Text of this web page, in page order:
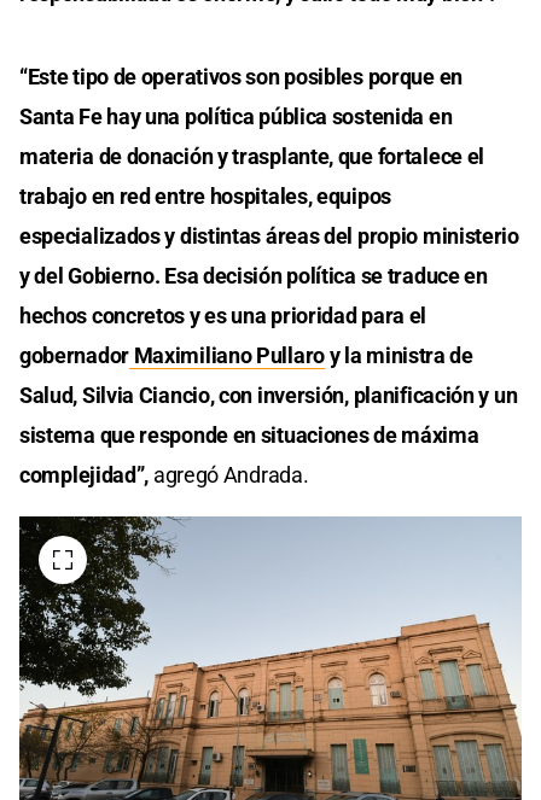
“Este tipo de operativos son posibles porque en
Santa Fe hay una política pública sostenida en
materia de donación y trasplante, que fortalece el
trabajo en red entre hospitales, equipos
especializados y distintas áreas del propio ministerio
y del Gobierno. Esa decisión política se traduce en
hechos concretos y es una prioridad para el
gobernador Maximiliano Pullaroy la ministra de
Salud, Silvia Ciancio, con inversión, planificación y un
sistema que responde en situaciones de máxima
complejidad”, agregó Andrada.